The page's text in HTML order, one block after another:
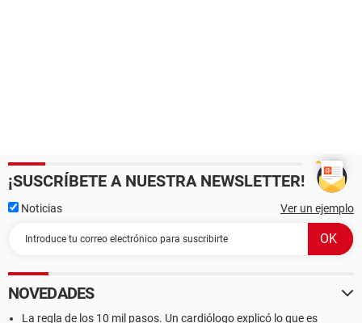
¡SUSCRÍBETE A NUESTRA NEWSLETTER!
Noticias Ver un ejemplo
NOVEDADES
La regla de los 10 mil pasos. Un cardiólogo explicó lo que es